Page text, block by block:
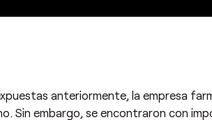
anteriormente, la empresa
Sin embargo, se encontraron con